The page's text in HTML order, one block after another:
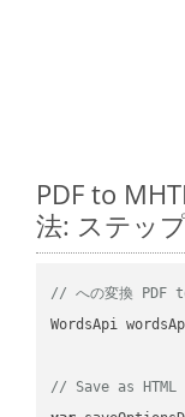
PDF to
法: ステッ
// への変換 PDF
WordsApi
// Save as HTML